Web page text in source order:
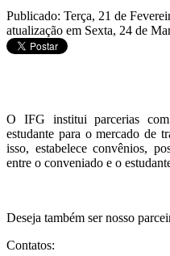
Publicado: Terça, 21 de
atualização em Sexta, 24 de
O IFG institui parcerias
estudante para o mercado de
isso, estabelece convênios,
entre o conveniado e o
Deseja também ser nosso
Contatos: